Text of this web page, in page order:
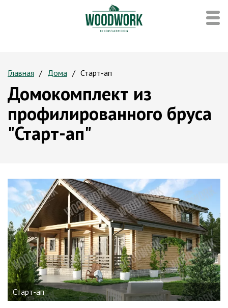
Главная Дома Старт-ап
Домокомплект из
профилированного бруса
"Старт-ап"
Старт-ап